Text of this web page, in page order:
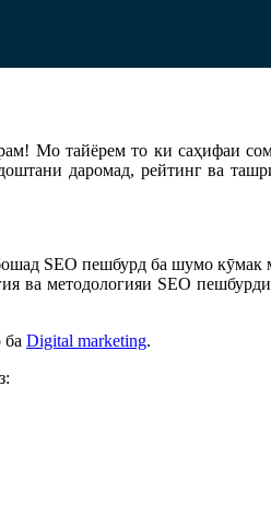
Мо тайёрем то ки саҳифаи
даромад, рейтинг ва
SEO пешбурд ба шумо кӯмак
ва методологияи SEO
ба Digital marketing.